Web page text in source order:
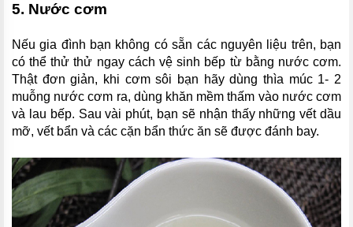
5. Nước cơm
Nếu gia đình bạn không có sẵn các nguyên liệu trên, bạn
có thể thử thử ngay cách vệ sinh bếp từ bằng nước cơm.
Thật đơn giản, khi cơm sôi bạn hãy dùng thìa múc 1- 2
muỗng nước cơm ra, dùng khăn mềm thấm vào nước cơm
và lau bếp. Sau vài phút, bạn sẽ nhận thấy những vết dầu
mỡ, vết bẩn và các cặn bẩn thức ăn sẽ được đánh bay.